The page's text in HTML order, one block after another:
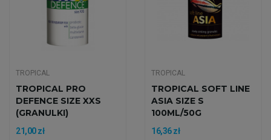
TROPICAL
TROPICAL PRO
DEFENCE SIZE XXS
(GRANULKI)
100ML/70G
21,00 zł
TROPICAL
TROPICAL SOFT LINE
ASIA SIZE S
100ML/50G
16,36 zł